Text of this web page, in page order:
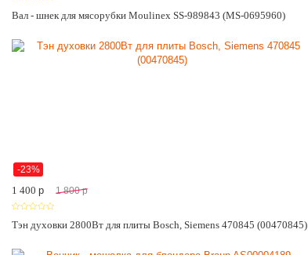
Вал - шнек для мясорубки Moulinex SS-989843 (MS-0695960)
-23%
1 400 p 1 800 p
Тэн духовки 2800Вт для плиты Bosch, Siemens 470845 (00470845)